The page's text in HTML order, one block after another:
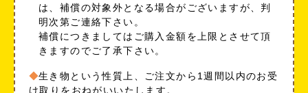
は、補償の対象外となる場合がございますが、判
明次第ご連絡下さい。
補償につきましてはご購入金額を上限とさせて頂
きますのでご了承下さい。
生き物という性質上、ご注文から1週間以内のお受
け取りをおねがいいたします。